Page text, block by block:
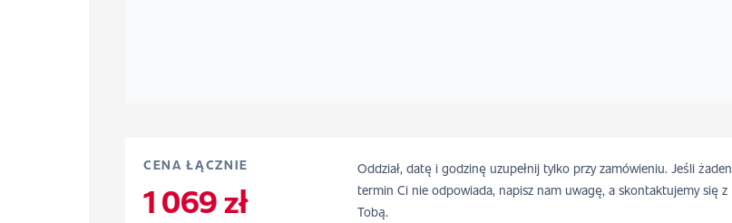
CENA ŁĄCZNIE
1 069 zł
Oddział, datę i godzinę uzupełnij tylko przy zamówieniu. Jeśli żaden
termin Ci nie odpowiada, napisz nam uwagę, a skontaktujemy się z
Tobą.